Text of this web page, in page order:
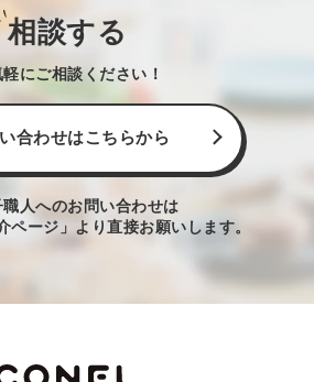
相談する
軽にご相談ください！
合わせはこちらから
職人へのお問い合わせは
ページ」より直接お願いします。